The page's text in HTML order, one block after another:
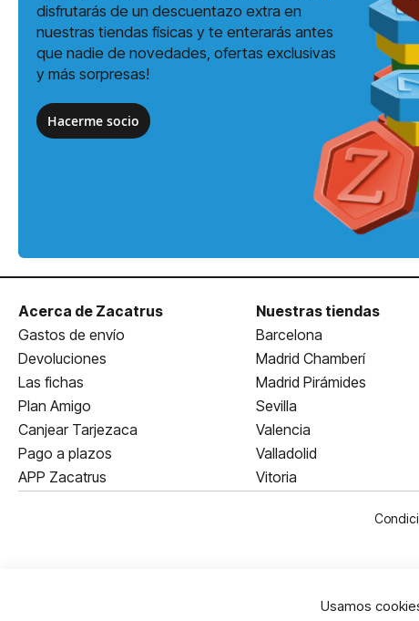
disfrutarás de un descuentazo extra en
nuestras tiendas físicas y te enterarás antes
que nadie de novedades, ofertas exclusivas
y más sorpresas!
Hacerme socio
Acerca de Zacatrus
Gastos de envío
Devoluciones
Las fichas
Plan Amigo
Canjear Tarjezaca
Pago a plazos
APP Zacatrus
Nuestras tiendas
Barcelona
Madrid Chamberí
Madrid Pirámides
Sevilla
Valencia
Valladolid
Vitoria
Usamos